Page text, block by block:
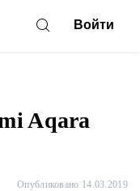
Войти
Aqara
Опубликовано 14.03.2019